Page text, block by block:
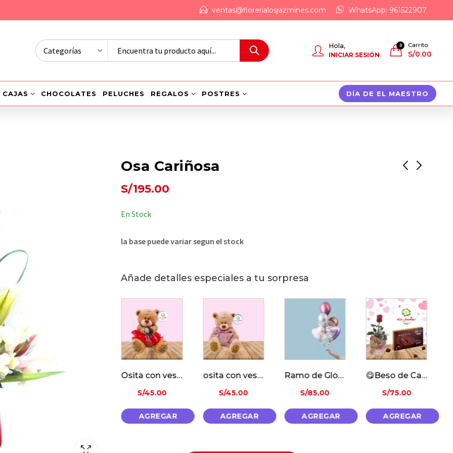
ventas@florerialosjazmines.com WhatsApp: 961522907
Hola,
INICIAR SESIÓN
0 Carrito
S/0.00
CAJAS CHOCOLATES PELUCHES REGALOS POSTRES DÍA DE EL MAESTRO
Osa Cariñosa
S/195.00
En Stock
la base puede variar segun el stock
Añade detalles especiales a tu sorpresa
Oso Con «I Love You» osita con vestido
S/45.00
AGREGAR
Ramo de Globos Metalicos
S/85.00
AGREGAR
😋Beso de Cacao🍫
S/75.00
AGREGAR
Chocolate la iberica Mixtura
S/64.00
AGREGAR